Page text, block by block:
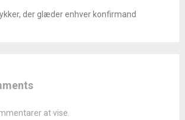
der glæder enhver konfirmand
at vise.